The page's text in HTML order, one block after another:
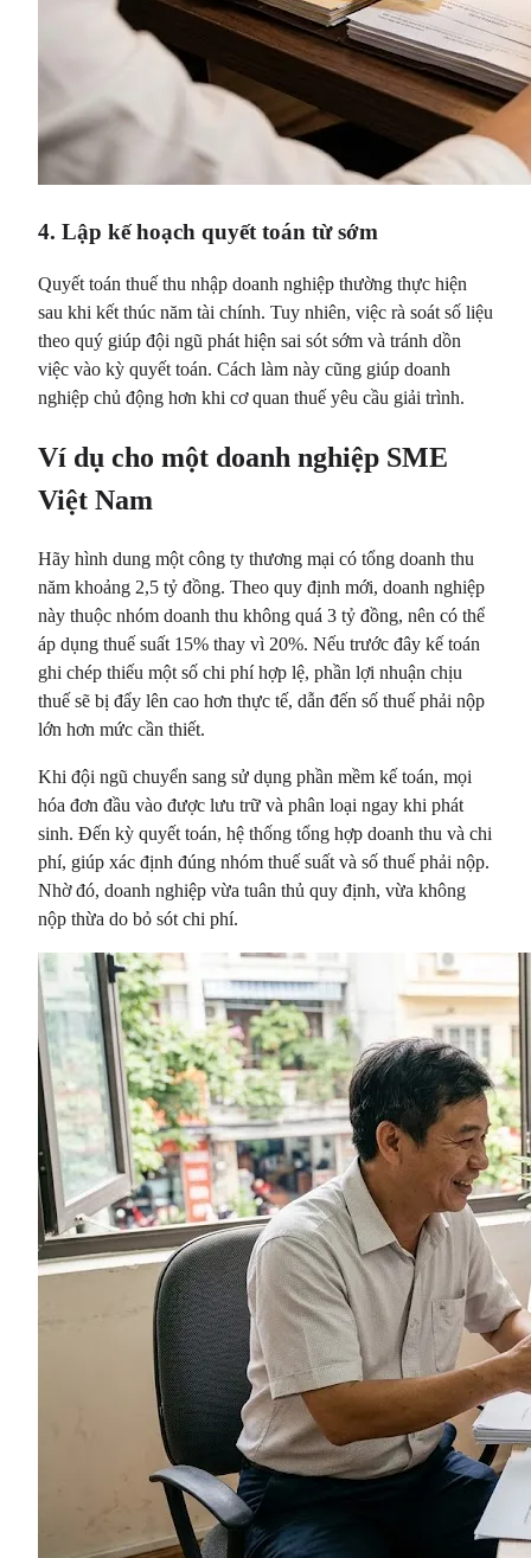
4. Lập kế hoạch quyết toán từ sớm
Quyết toán thuế thu nhập doanh nghiệp thường thực hiện
sau khi kết thúc năm tài chính. Tuy nhiên, việc rà soát số liệu
theo quý giúp đội ngũ phát hiện sai sót sớm và tránh dồn
việc vào kỳ quyết toán. Cách làm này cũng giúp doanh
nghiệp chủ động hơn khi cơ quan thuế yêu cầu giải trình.
Ví dụ cho một doanh nghiệp SME
Việt Nam
Hãy hình dung một công ty thương mại có tổng doanh thu
năm khoảng 2,5 tỷ đồng. Theo quy định mới, doanh nghiệp
này thuộc nhóm doanh thu không quá 3 tỷ đồng, nên có thể
áp dụng thuế suất 15% thay vì 20%. Nếu trước đây kế toán
ghi chép thiếu một số chi phí hợp lệ, phần lợi nhuận chịu
thuế sẽ bị đẩy lên cao hơn thực tế, dẫn đến số thuế phải nộp
lớn hơn mức cần thiết.
Khi đội ngũ chuyển sang sử dụng phần mềm kế toán, mọi
hóa đơn đầu vào được lưu trữ và phân loại ngay khi phát
sinh. Đến kỳ quyết toán, hệ thống tổng hợp doanh thu và chi
phí, giúp xác định đúng nhóm thuế suất và số thuế phải nộp.
Nhờ đó, doanh nghiệp vừa tuân thủ quy định, vừa không
nộp thừa do bỏ sót chi phí.